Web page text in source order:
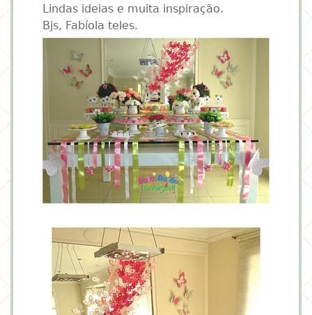
Lindas ideias e muita inspiração.
Bjs, Fabíola teles.